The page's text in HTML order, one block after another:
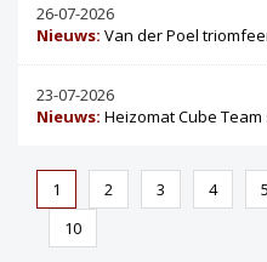
26-07-2026
Nieuws: Van der Poel
23-07-2026
Nieuws: Heizomat Cube
1 2 3 4 5
10